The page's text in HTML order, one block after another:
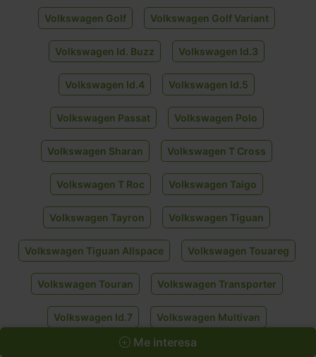
Volkswagen Golf Volkswagen Golf Variant
Volkswagen Id. Buzz Volkswagen Id.3
Volkswagen Id.4 Volkswagen Id.5
Volkswagen Passat Volkswagen Polo
Volkswagen Sharan Volkswagen T Cross
Volkswagen T Roc Volkswagen Taigo
Volkswagen Tayron Volkswagen Tiguan
Volkswagen Tiguan Allspace Volkswagen Touareg
Volkswagen Touran Volkswagen Transporter
Volkswagen Id.7 Volkswagen Multivan
Me interesa